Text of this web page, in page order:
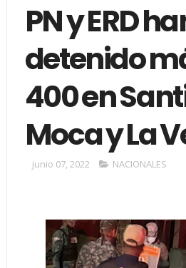
PN y ERD
detenido
400 en
Moca y La
junio 07, 2022 NACIONALES